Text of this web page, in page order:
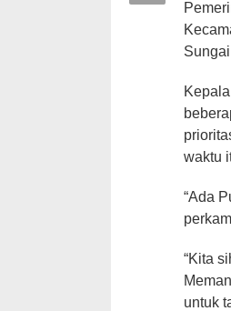
waktu
“Ada
“Kita
untuk